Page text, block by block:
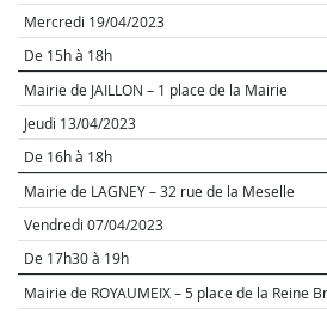
Mercredi 19/04/2023
De 15h à 18h
Mairie de JAILLON – 1 place de la Mairie
Jeudi 13/04/2023
De 16h à 18h
Mairie de LAGNEY – 32 rue de la Meselle
Vendredi 07/04/2023
De 17h30 à 19h
Mairie de ROYAUMEIX – 5 place de la Reine